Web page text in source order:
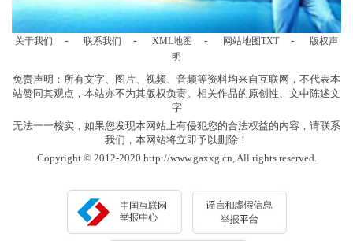
关于我们 - 联系我们 - XML地图 - 网站地图TXT -
版权声
明
免责声明：所有文字、图片、视频、音频等资料均来自互联网，不代表本
站赞同其观点，本站亦不为其版权负责。相关作品的原创性、文中陈述文
字
无法一一核实，如果您发现本网站上有侵犯您的合法权益的内容，请联系
我们，本网站将立即予以删除！
Copyright © 2012-2020 http://www.gaxxg.cn, All rights reserved.